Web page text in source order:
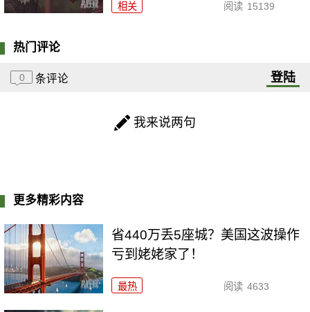
相关 阅读 15139
热门评论
0 条评论 登陆
我来说两句
更多精彩内容
省440万丢5座城？美国这波操作
亏到姥姥家了！
最热 阅读 4633